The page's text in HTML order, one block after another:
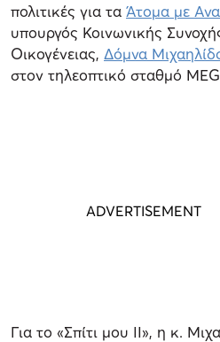
πολιτικές για τα Άτομα με
υπουργός Κοινωνικής
Οικογένειας, Δόμνα
στον τηλεοπτικό σταθμό
Για το «Σπίτι μου ΙΙ», η κ.